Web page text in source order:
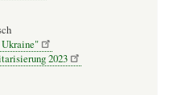
2023